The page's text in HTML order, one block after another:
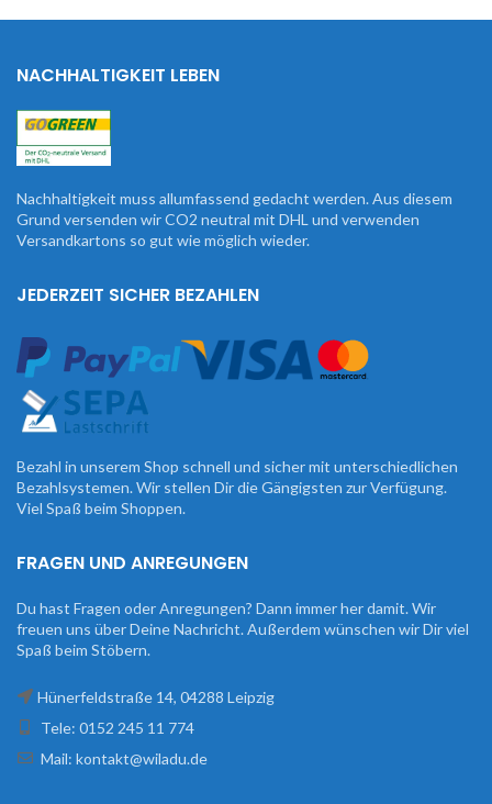
NACHHALTIGKEIT LEBEN
Nachhaltigkeit muss allumfassend gedacht werden. Aus diesem
Grund versenden wir CO2 neutral mit DHL und verwenden
Versandkartons so gut wie möglich wieder.
JEDERZEIT SICHER BEZAHLEN
Bezahl in unserem Shop schnell und sicher mit unterschiedlichen
Bezahlsystemen. Wir stellen Dir die Gängigsten zur Verfügung.
Viel Spaß beim Shoppen.
FRAGEN UND ANREGUNGEN
Du hast Fragen oder Anregungen? Dann immer her damit. Wir
freuen uns über Deine Nachricht. Außerdem wünschen wir Dir viel
Spaß beim Stöbern.
Hünerfeldstraße 14, 04288 Leipzig
Tele: 0152 245 11 774
Mail: kontakt@wiladu.de